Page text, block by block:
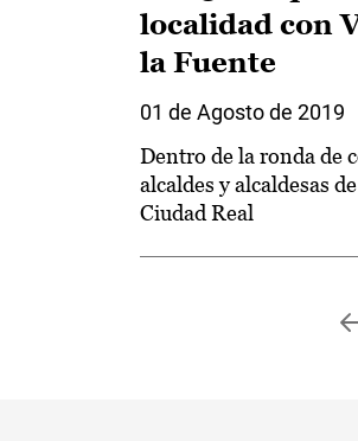
localidad con
la Fuente
01 de Agosto de 2019
Dentro de la ronda de
alcaldes y alcaldesas
Ciudad Real